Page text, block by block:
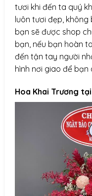
tươi khi đến ta quý
luôn tươi đẹp,
bạn sẽ được shop
bạn, nếu bạn hoàn
đến tận tay người
hình nơi giao để bạn
Hoa Khai Trương